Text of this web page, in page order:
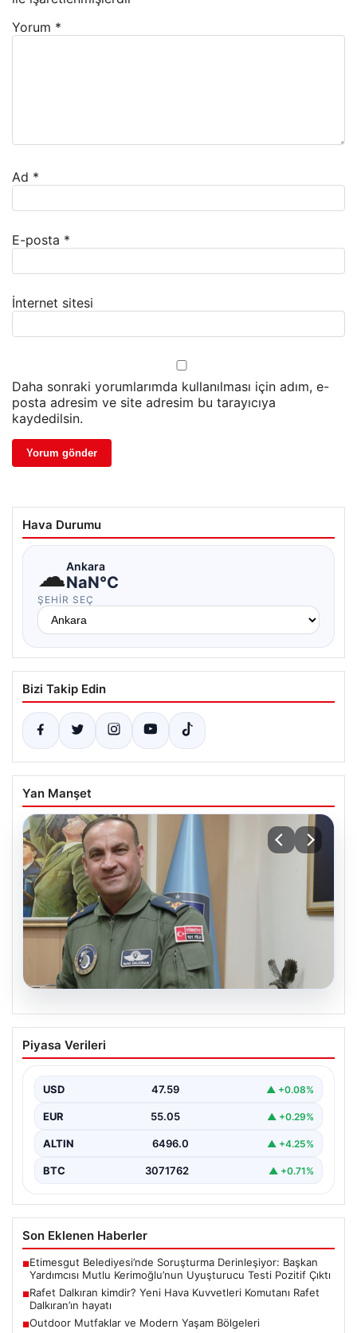
Yorum *
Ad *
E-posta *
İnternet sitesi
Daha sonraki yorumlarımda kullanılması için adım, e-
posta adresim ve site adresim bu tarayıcıya
kaydedilsin.
Hava Durumu
☁Ankara
NaN°C
ŞEHIR SEÇ
Bizi Takip Edin
Yan Manşet
05.08.2026
Rafet Dalkıran kimdir? Yeni Hava
Kuvvetleri Komutanı Rafet Dalkıran’ın
Piyasa Verileri
USD 47.59 ▲ +0.08%
EUR 55.05 ▲ +0.29%
ALTIN 6496.0 ▲ +4.25%
BTC 3071762 ▲ +0.71%
Son Eklenen Haberler
■Etimesgut Belediyesi’nde Soruşturma Derinleşiyor: Başkan
Yardımcısı Mutlu Kerimoğlu’nun Uyuşturucu Testi Pozitif Çıktı
■Rafet Dalkıran kimdir? Yeni Hava Kuvvetleri Komutanı Rafet
Dalkıran’ın hayatı
■Outdoor Mutfaklar ve Modern Yaşam Bölgeleri